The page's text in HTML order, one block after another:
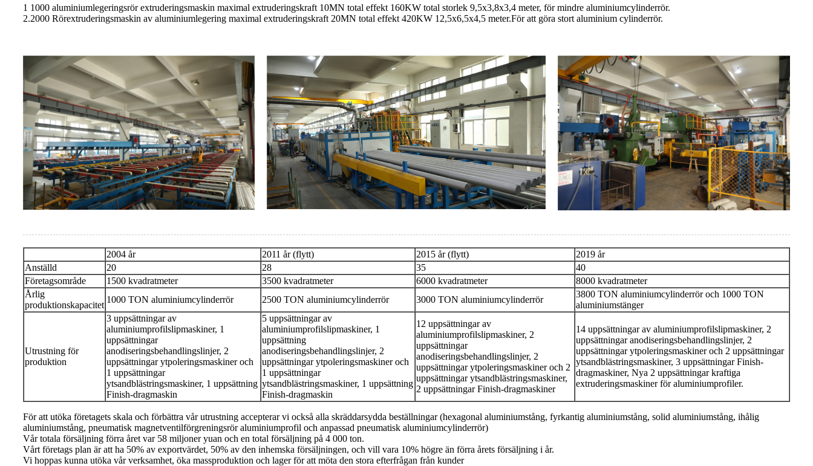
1 1000 aluminiumlegeringsrör extruderingsmaskin maximal extruderingskraft 10MN total effekt 160KW total storlek 9,5x3,8x3,4 meter, för mindre aluminiumcylinderrör.
2.2000 Rörextruderingsmaskin av aluminiumlegering maximal extruderingskraft 20MN total effekt 420KW 12,5x6,5x4,5 meter.För att göra stort aluminium cylinderrör.
2004 år 2011 år (flytt) 2015 år (flytt)
2019 år
Anställd
20 28 35
40
Företagsområde
1500 kvadratmeter 3500 kvadratmeter 6000 kvadratmeter
8000 kvadratmeter
Årlig
produktionskapacitet
1000 TON aluminiumcylinderrör 2500 TON aluminiumcylinderrör 3000 TON aluminiumcylinderrör
3800 TON aluminiumcylinderrör och 1000 TON
aluminiumstänger
Utrustning för
produktion
3 uppsättningar av
aluminiumprofilslipmaskiner, 1
uppsättningar
anodiseringsbehandlingslinjer, 2
uppsättningar ytpoleringsmaskiner och
1 uppsättningar
ytsandblästringsmaskiner, 1 uppsättning
Finish-dragmaskin
5 uppsättningar av
aluminiumprofilslipmaskiner, 1
uppsättning
anodiseringsbehandlingslinjer, 2
uppsättningar ytpoleringsmaskiner och
1 uppsättningar
ytsandblästringsmaskiner, 1 uppsättning
Finish-dragmaskin
12 uppsättningar av
aluminiumprofilslipmaskiner, 2
uppsättningar
anodiseringsbehandlingslinjer, 2
uppsättningar ytpoleringsmaskiner och 2
uppsättningar ytsandblästringsmaskiner,
2 uppsättningar Finish-dragmaskiner
14 uppsättningar av aluminiumprofilslipmaskiner, 2
uppsättningar anodiseringsbehandlingslinjer, 2
uppsättningar ytpoleringsmaskiner och 2 uppsättningar
ytsandblästringsmaskiner, 3 uppsättningar Finish-
dragmaskiner, Nya 2 uppsättningar kraftiga
extruderingsmaskiner för aluminiumprofiler.
För att utöka företagets skala och förbättra vår utrustning accepterar vi också alla skräddarsydda beställningar (hexagonal aluminiumstång, fyrkantig aluminiumstång, solid aluminiumstång, ihålig
aluminiumstång, pneumatisk magnetventilförgreningsrör aluminiumprofil och anpassad pneumatisk aluminiumcylinderrör)
Vår totala försäljning förra året var 58 miljoner yuan och en total försäljning på 4 000 ton.
Vårt företags plan är att ha 50% av exportvärdet, 50% av den inhemska försäljningen, och vill vara 10% högre än förra årets försäljning i år.
Vi hoppas kunna utöka vår verksamhet, öka massproduktion och lager för att möta den stora efterfrågan från kunder